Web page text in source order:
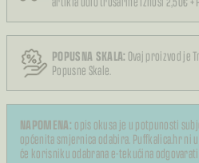
POPUSNA SKALA: Ovaj proizvod je
Popusne Skale.
NAPOMENA: opis okusa je u potpunosti
općenita smjernica odabira. Puffkalica.hr ni
će korisniku odabrana e-tekućina